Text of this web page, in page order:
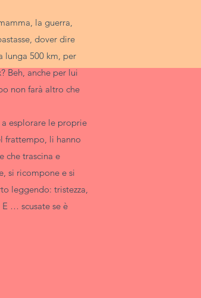
la guerra,
dover dire
lunga 500 km, per
Beh, anche per lui
non farà altro che
esplorare le proprie
frattempo, li hanno
che trascina e
si ricompone e si
leggendo: tristezza,
… scusate se è